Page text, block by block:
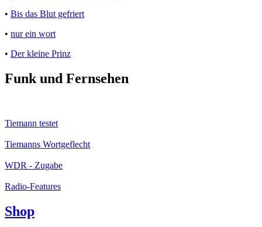
• Bis das Blut gefriert
• nur ein wort
• Der kleine Prinz
Funk und Fernsehen
Tiemann testet
Tiemanns Wortgeflecht
WDR - Zugabe
Radio-Features
Shop